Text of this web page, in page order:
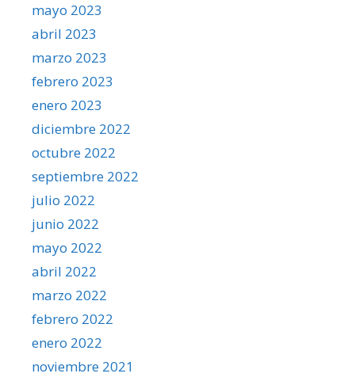
mayo 2023
abril 2023
marzo 2023
febrero 2023
enero 2023
diciembre 2022
octubre 2022
septiembre 2022
julio 2022
junio 2022
mayo 2022
abril 2022
marzo 2022
febrero 2022
enero 2022
noviembre 2021